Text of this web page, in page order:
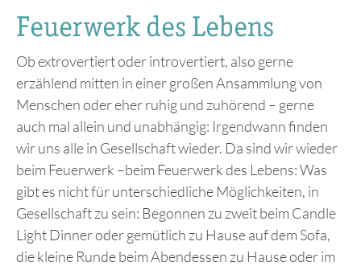
Feuerwerk des Lebens
Ob extrovertiert oder introvertiert, also gerne
erzählend mitten in einer großen Ansammlung von
Menschen oder eher ruhig und zuhörend – gerne
auch mal allein und unabhängig: Irgendwann finden
wir uns alle in Gesellschaft wieder. Da sind wir wieder
beim Feuerwerk –beim Feuerwerk des Lebens: Was
gibt es nicht für unterschiedliche Möglichkeiten, in
Gesellschaft zu sein: Begonnen zu zweit beim Candle
Light Dinner oder gemütlich zu Hause auf dem Sofa,
die kleine Runde beim Abendessen zu Hause oder im